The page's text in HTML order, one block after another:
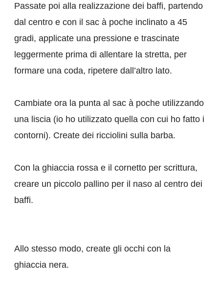
Passate poi alla realizzazione dei baffi, partendo
dal centro e con il sac à poche inclinato a 45
gradi, applicate una pressione e trascinate
leggermente prima di allentare la stretta, per
formare una coda, ripetere dall’altro lato.
Cambiate ora la punta al sac à poche utilizzando
una liscia (io ho utilizzato quella con cui ho fatto i
contorni). Create dei ricciolini sulla barba.
Con la ghiaccia rossa e il cornetto per scrittura,
creare un piccolo pallino per il naso al centro dei
baffi.
Allo stesso modo, create gli occhi con la
ghiaccia nera.